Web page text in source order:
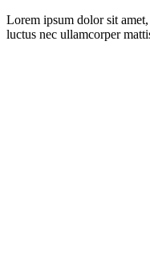
Lorem ipsum dolor sit
luctus nec ullamcorper